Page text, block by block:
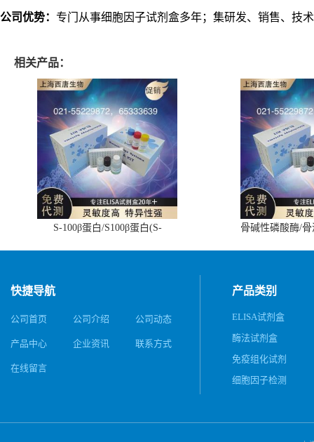
公司优势： 专门从事细胞因子试剂盒多年；集研发、销售、技
相关产品：
S-100β蛋白/S100β蛋白(S-
骨碱性磷酸酶/
快捷导航
公司首页 公司介绍 公司动态
产品中心 企业资讯 联系方式
在线留言
产品类别
ELISA试剂盒
酶法试剂盒
免疫组化试剂
细胞因子检测